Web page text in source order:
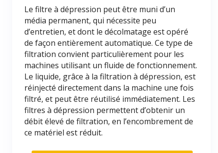
Le filtre à dépression peut être muni d’un
média permanent, qui nécessite peu
d’entretien, et dont le décolmatage est opéré
de façon entièrement automatique. Ce type de
filtration convient particulièrement pour les
machines utilisant un fluide de fonctionnement.
Le liquide, grâce à la filtration à dépression, est
réinjecté directement dans la machine une fois
filtré, et peut être réutilisé immédiatement. Les
filtres à dépression permettent d’obtenir un
débit élevé de filtration, en l’encombrement de
ce matériel est réduit.